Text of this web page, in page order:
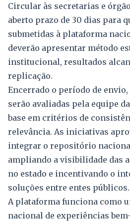
Circular às secretarias e
aberto prazo de 30 dias para
submetidas à plataforma
deverão apresentar método
institucional, resultados
replicação.
Encerrado o período de
serão avaliadas pela equipe
base em critérios de
relevância. As iniciativas
integrar o repositório
ampliando a visibilidade das
no estado e incentivando o
soluções entre entes públicos.
A plataforma funciona como
nacional de experiências